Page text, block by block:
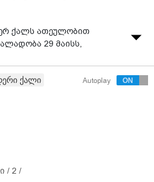
ქალს ათეულობით
29 მაისს,
ქალი ფორმულას უყვება,
დაიწყო, რაც ერთი კაცი
სექს მომსახურება
დაემუქრა და
რომლებიც ასევე
მიმართა,
ქალი
Autoplay
/ 2 /